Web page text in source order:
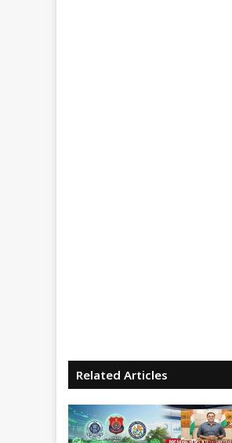
Related Articles